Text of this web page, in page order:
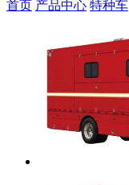
首页 产品中心 特种车